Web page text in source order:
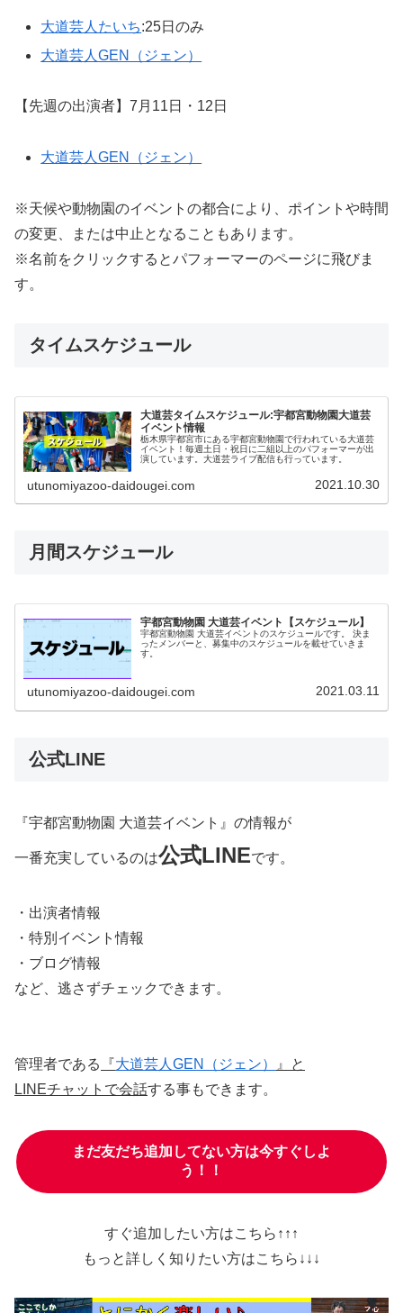
大道芸人たいち:25日のみ
大道芸人GEN（ジェン）
【先週の出演者】7月11日・12日
大道芸人GEN（ジェン）
※天候や動物園のイベントの都合により、ポイントや時間
の変更、または中止となることもあります。
※名前をクリックするとパフォーマーのページに飛びま
す。
タイムスケジュール
大道芸タイムスケジュール:宇都宮動物園大道芸
イベント情報
栃木県宇都宮市にある宇都宮動物園で行われている大道芸
イベント！毎週土日・祝日に二組以上のパフォーマーが出
演しています。大道芸ライブ配信も行っています。
utunomiyazoo-daidougei.com 2021.10.30
月間スケジュール
宇都宮動物園 大道芸イベント【スケジュール】
宇都宮動物園 大道芸イベントのスケジュールです。 決ま
ったメンバーと、募集中のスケジュールを載せていきま
す。
utunomiyazoo-daidougei.com 2021.03.11
公式LINE
『宇都宮動物園 大道芸イベント』の情報が
一番充実しているのは公式LINEです。
・出演者情報
・特別イベント情報
・ブログ情報
など、逃さずチェックできます。
管理者である 『 大道芸人GEN（ジェン）
』と
LINEチャットで会話する事もできます。
まだ友だち追加してない方は今すぐしよ
う！！
すぐ追加したい方はこちら↑↑↑
もっと詳しく知りたい方はこちら↓↓↓